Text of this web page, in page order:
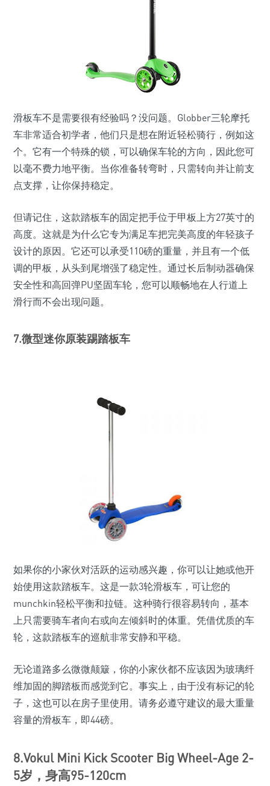
滑板车不是需要很有经验吗？没问题。Globber三轮摩托
车非常适合初学者，他们只是想在附近轻松骑行，例如这
个。它有一个特殊的锁，可以确保车轮的方向，因此您可
以毫不费力地平衡。当你准备转弯时，只需转向并让前支
点支撑，让你保持稳定。
但请记住，这款踏板车的固定把手位于甲板上方27英寸的
高度。这就是为什么它专为满足车把完美高度的年轻孩子
设计的原因。它还可以承受110磅的重量，并且有一个低
调的甲板，从头到尾增强了稳定性。通过长后制动器确保
安全性和高回弹PU坚固车轮，您可以顺畅地在人行道上
滑行而不会出现问题。
7.微型迷你原装踢踏板车
如果你的小家伙对活跃的运动感兴趣，你可以让她或他开
始使用这款踏板车。这是一款3轮滑板车，可让您的
munchkin轻松平衡和拉链。这种骑行很容易转向，基本
上只需要骑车者向右或向左倾斜时的体重。凭借优质的车
轮，这款踏板车的巡航非常安静和平稳。
无论道路多么微微颠簸，你的小家伙都不应该因为玻璃纤
维加固的脚踏板而感觉到它。事实上，由于没有标记的轮
子，这也可以在房子里使用。请务必遵守建议的最大重量
容量的滑板车，即44磅。
8.Vokul Mini Kick Scooter Big Wheel-Age 2-
5岁，身高95-120cm